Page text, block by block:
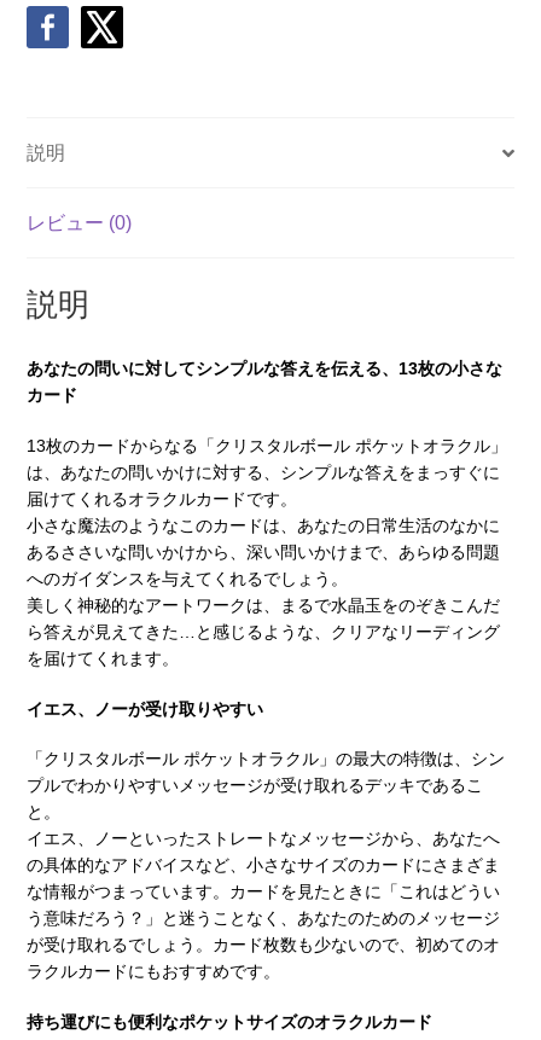
ト
オ
ル
10
発
売）
説明
レビュー (0)
説明
あなたの問いに対してシンプルな答えを伝える、13枚の小さな
カード
13枚のカードからなる「クリスタルボール ポケットオラクル」
は、あなたの問いかけに対する、シンプルな答えをまっすぐに
届けてくれるオラクルカードです。
小さな魔法のようなこのカードは、あなたの日常生活のなかに
あるささいな問いかけから、深い問いかけまで、あらゆる問題
へのガイダンスを与えてくれるでしょう。
美しく神秘的なアートワークは、まるで水晶玉をのぞきこんだ
ら答えが見えてきた…と感じるような、クリアなリーディング
を届けてくれます。
イエス、ノーが受け取りやすい
「クリスタルボール ポケットオラクル」の最大の特徴は、シン
プルでわかりやすいメッセージが受け取れるデッキであるこ
と。
イエス、ノーといったストレートなメッセージから、あなたへ
の具体的なアドバイスなど、小さなサイズのカードにさまざま
な情報がつまっています。カードを見たときに「これはどうい
う意味だろう？」と迷うことなく、あなたのためのメッセージ
が受け取れるでしょう。カード枚数も少ないので、初めてのオ
ラクルカードにもおすすめです。
持ち運びにも便利なポケットサイズのオラクルカード